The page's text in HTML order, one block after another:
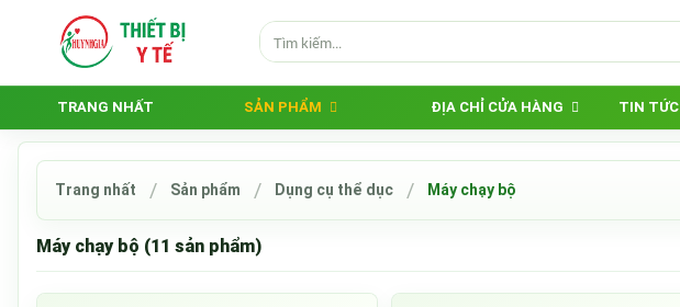
TRANG NHẤT SẢN PHẨM ĐỊA CHỈ CỬA HÀNG TIN TỨC
Trang nhất Sản phẩm Dụng cụ thể dục Máy chạy bộ
Máy chạy bộ (11 sản phẩm)